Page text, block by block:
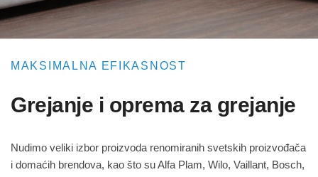
MAKSIMALNA EFIKASNOST
Grejanje i oprema za grejanje
Nudimo veliki izbor proizvoda renomiranih svetskih proizvođača
i domaćih brendova, kao što su Alfa Plam, Wilo, Vaillant, Bosch,